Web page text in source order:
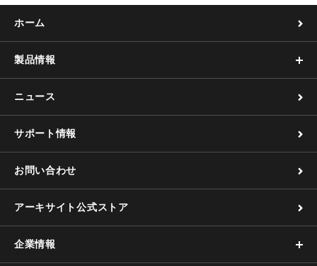
ホーム
製品情報
ニュース
サポート情報
お問い合わせ
アーキサイト公式ストア
企業情報